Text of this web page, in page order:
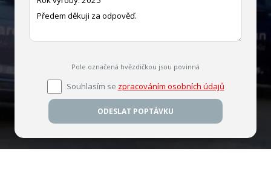
Pole označená hvězdičkou jsou povinná
Souhlasím se zpracováním osobních údajů
ODESLAT POPTÁVKU